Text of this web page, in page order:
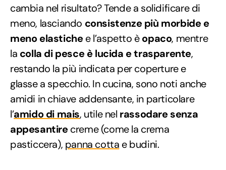
cambia nel risultato? Tende a solidificare di
meno, lasciando consistenze più morbide e
meno elastichee l’aspetto èopaco, mentre
la colla di pesce è lucida e trasparente,
restando la più indicata per coperture e
glasse a specchio. In cucina, sono noti anche
amidi in chiave addensante, in particolare
l’amido di mais, utile nel rassodare senza
appesantirecreme (come la crema
pasticcera), panna cotta e budini.